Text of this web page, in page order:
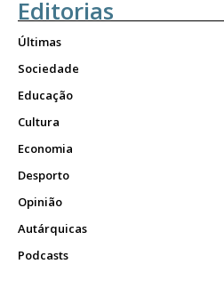
Editorias
Últimas
Sociedade
Educação
Cultura
Economia
Desporto
Opinião
Autárquicas
Podcasts